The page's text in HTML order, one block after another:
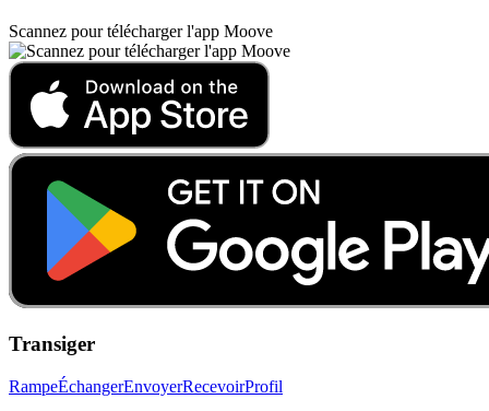
Scannez pour télécharger l'app Moove
Transiger
RampeÉchangerEnvoyerRecevoirProfil